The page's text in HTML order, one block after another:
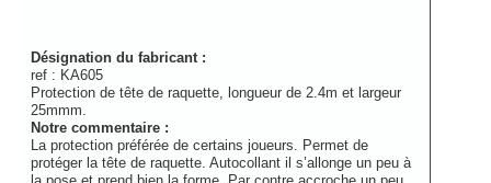
Désignation du fabricant :
ref : KA605
Protection de tête de raquette, longueur de 2.4m et largeur
25mmm.
Notre commentaire :
La protection préférée de certains joueurs. Permet de
protéger la tête de raquette. Autocollant il s’allonge un peu à